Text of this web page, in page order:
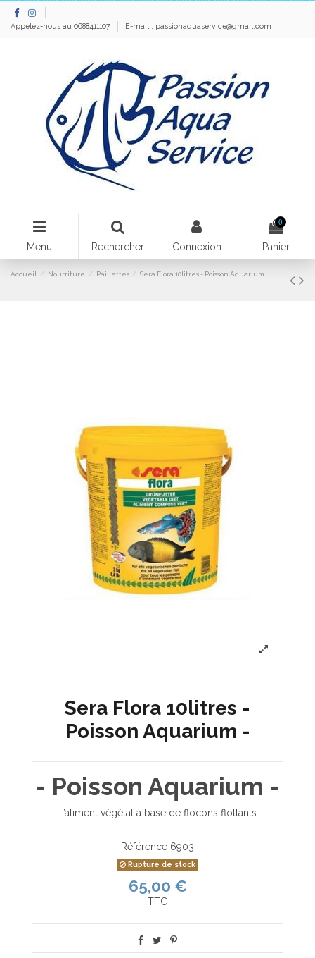
Appelez-nous au 0688411107 E-mail : passionaquaservice@gmail.com
Menu Rechercher Connexion
0
Panier
Accueil Nourriture Paillettes
Sera Flora 10litres - Poisson Aquarium
-
Sera Flora 10litres -
Poisson Aquarium -
- Poisson Aquarium -
L’aliment végétal à base de flocons flottants
Référence 6903
Rupture de stock
65,00 €
TTC